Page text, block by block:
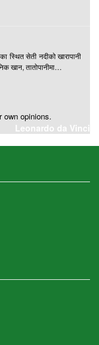
स्थित सेती नदीको खारापानी
खान, तातोपानीमा…
own opinions.
Leonardo da Vinci